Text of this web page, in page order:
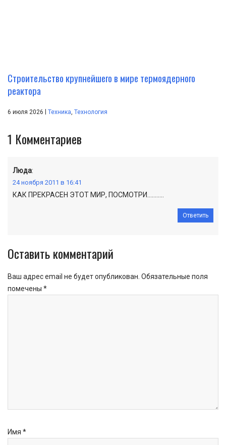
Строительство крупнейшего в мире термоядерного
реактора
6 июля 2026 Техника, Технология
1 Комментариев
Люда:
24 ноября 2011 в 16:41
КАК ПРЕКРАСЕН ЭТОТ МИР, ПОСМОТРИ………..
Ответить
Оставить комментарий
Ваш адрес email не будет опубликован. Обязательные поля
помечены *
Имя *